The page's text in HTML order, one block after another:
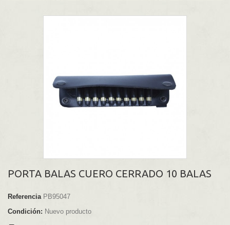
PORTA BALAS CUERO CERRADO 10 BALAS
Referencia PB95047
Condición: Nuevo producto